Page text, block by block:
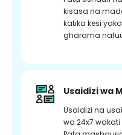
kisasa na
katika kesi
gharama
Usaidizi wa
Usaidizi na
wa 24x7